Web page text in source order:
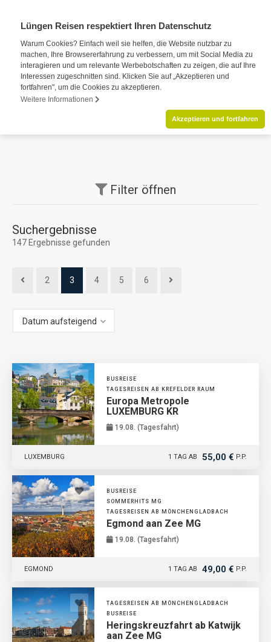
Lüngen Reisen respektiert Ihren Datenschutz
Warum Cookies? Einfach weil sie helfen, die Website nutzbar zu
machen, Ihre Browsererfahrung zu verbessern, um mit Social Media zu
interagieren und um relevante Werbebotschaften zu zeigen, die auf Ihre
Interessen zugeschnitten sind. Klicken Sie auf „Akzeptieren und
fortfahren", um die Cookies zu akzeptieren.
Weitere Informationen
Akzeptieren und fortfahren
Filter öffnen
Suchergebnisse
147 Ergebnisse gefunden
2 3 4 5 6
BUSREISE
TAGESREISEN AB KREFELDER RAUM
Europa Metropole
LUXEMBURG KR
19.08. (Tagesfahrt)
1 TAG AB 55,00 € P.P.
LUXEMBURG
BUSREISE
SOMMERHITS MG
TAGESREISEN AB MÖNCHENGLADBACH
Egmond aan Zee MG
19.08. (Tagesfahrt)
1 TAG AB 49,00 € P.P.
EGMOND
TAGESREISEN AB MÖNCHENGLADBACH
BUSREISE
Heringskreuzfahrt ab Katwijk
aan Zee MG